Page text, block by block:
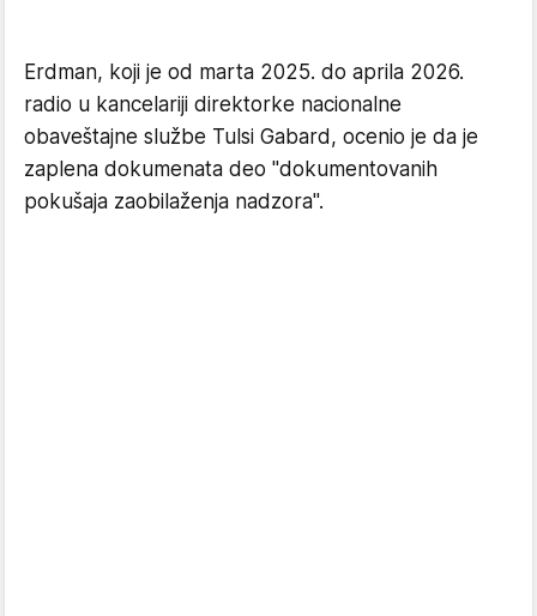
Erdman, koji je od marta 2025. do aprila 2026.
radio u kancelariji direktorke nacionalne
obaveštajne službe Tulsi Gabard, ocenio je da je
zaplena dokumenata deo "dokumentovanih
pokušaja zaobilaženja nadzora".